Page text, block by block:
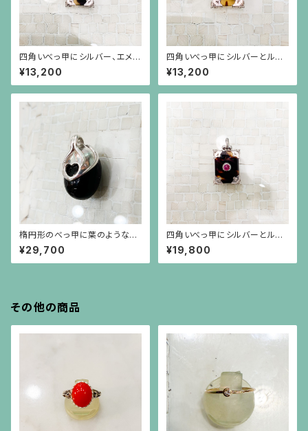
四角いべっ甲にシルバー、エメラ
ルド、小さな真珠のペンダント
¥13,200
四角いべっ甲にシルバーとルビ
ー（小）、小さな真珠のペンダン
ト
¥13,200
楕円形のべっ甲に葉のようなシ
ルバー金具のペンダント（チェー
ン別）
¥29,700
四角いべっ甲にシルバーとルビ
ー（大）と小さな真珠のペンダン
ト
¥19,800
その他の商品